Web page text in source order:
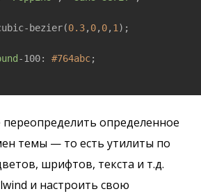
bezier(
0.3, 0, 0, 1 );
-100: #764abc;
определенное
темы — то есть утилиты по
шрифтов, текста и т.д.
и настроить свою